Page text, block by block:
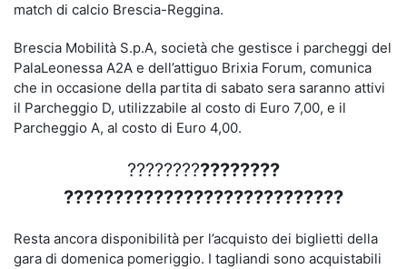
match di calcio Brescia-Reggina.
Brescia Mobilità S.p.A, società che gestisce i parcheggi del
PalaLeonessa A2A e dell’attiguo Brixia Forum, comunica
che in occasione della partita di sabato sera saranno attivi
il Parcheggio D, utilizzabile al costo di Euro 7,00, e il
Parcheggio A, al costo di Euro 4,00.
????????????????
????????????????????????????
Resta ancora disponibilità per l’acquisto dei biglietti della
gara di domenica pomeriggio. I tagliandi sono acquistabili